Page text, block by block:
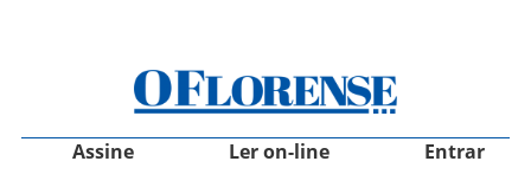
Assine Ler on-line Entrar